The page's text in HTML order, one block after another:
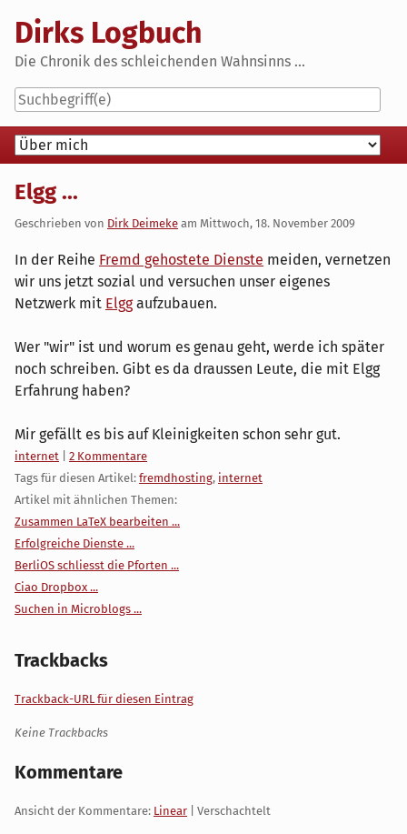
content
Dirks Logbuch
Die Chronik des schleichenden Wahnsinns ...
Navigation
Elgg ...
Geschrieben von Dirk Deimeke am Mittwoch, 18. November 2009
In der Reihe Fremd gehostete Dienste meiden, vernetzen
wir uns jetzt sozial und versuchen unser eigenes
Netzwerk mit Elggaufzubauen.
Wer "wir" ist und worum es genau geht, werde ich später
noch schreiben. Gibt es da draussen Leute, die mit Elgg
Erfahrung haben?
Mir gefällt es bis auf Kleinigkeiten schon sehr gut.
Kategorien:
internet
2 Kommentare
Tags für diesen Artikel: fremdhosting, internet
Artikel mit ähnlichen Themen:
Zusammen LaTeX bearbeiten ...
Erfolgreiche Dienste ...
BerliOS schliesst die Pforten ...
Ciao Dropbox ...
Suchen in Microblogs ...
Trackbacks
Trackback-URL für diesen Eintrag
Keine Trackbacks
Kommentare
Ansicht der Kommentare: Linear | Verschachtelt